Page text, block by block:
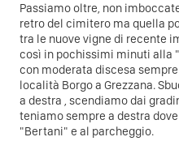
Passiamo oltre, non
retro del cimitero ma quella
tra le nuove vigne di recente
così in pochissimi minuti alla
con moderata discesa
località Borgo a Grezzana.
a destra , scendiamo dai
teniamo sempre a destra
"Bertani" e al parcheggio.